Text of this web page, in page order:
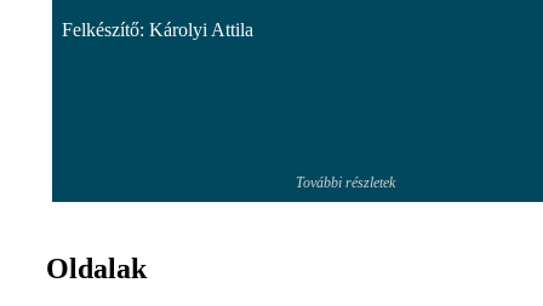
Felkészítő: Károlyi Attila
További részletek
Oldalak